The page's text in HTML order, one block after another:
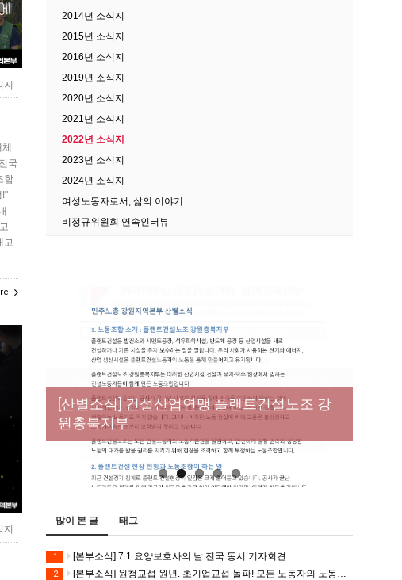
국
합
!"
고
2014년 소식지
2015년 소식지
2016년 소식지
2019년 소식지
2020년 소식지
2021년 소식지
2022년 소식지
2023년 소식지
2024년 소식지
여성노동자로서, 삶의 이야기
비정규위원회 연속인터뷰
[성명] 막을 수 있었던 죽음, HL만도가 책임져
라 : 청년노동자 사망사고의 철저한 진상규명
과 재발방지 대책 마련하라
[산별소식] 건설산업연맹 플랜트건설노조 강
원충북지부
[강릉,속초,원주,춘천] 폭염감시단 사업 이모저
모
[조합원☆인터뷰] 서비스연맹 전국학교비정
규직노동조합 강원지부 김유미 춘천지회장
[본부소식] 강원지역 노동자 합창단 모임
많이 본 글 태그
1 [본부소식] 7.1 요양보호사의 날 전국 동시 기자회견
2 [본부소식] 원청교섭 원년. 초기업교섭 돌파! 모든 노동자의 노동기본권 쟁취! 민주노총 7.15 총파업대회